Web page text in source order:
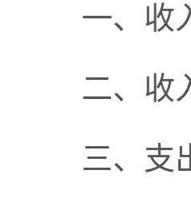
一、收
二、收
三、支